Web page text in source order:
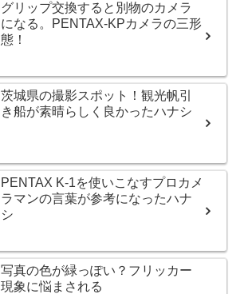
グリップ交換すると別物のカメラ
になる。PENTAX-KPカメラの三形
態！
茨城県の撮影スポット！観光帆引
き船が素晴らしく良かったハナシ
PENTAX K-1を使いこなすプロカメ
ラマンの言葉が参考になったハナ
シ
写真の色が緑っぽい？フリッカー
現象に悩まされる